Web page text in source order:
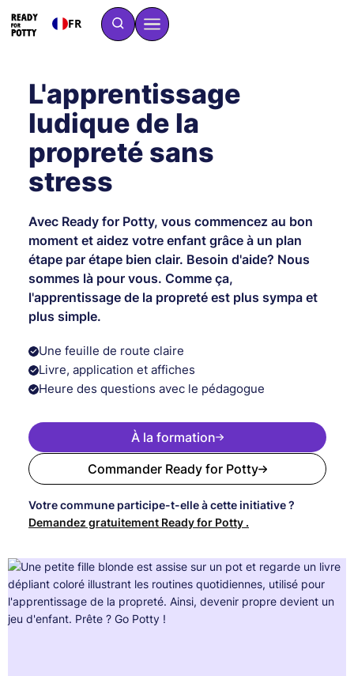
FR
L'apprentissage
ludique de la
propreté sans
stress
Avec Ready for Potty, vous commencez au bon
moment et aidez votre enfant grâce à un plan
étape par étape bien clair. Besoin d'aide? Nous
sommes là pour vous. Comme ça,
l'apprentissage de la propreté est plus sympa et
plus simple.
Une feuille de route claire
Livre, application et affiches
Heure des questions avec le pédagogue
À la formation
Commander Ready for Potty
Votre commune participe-t-elle à cette initiative ?
Demandez gratuitement Ready for Potty .